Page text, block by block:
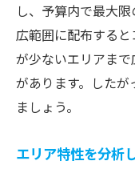
し、予算内で最大限
広範囲に配布する
が少ないエリアま
があります。した
ましょう。
エリア特性を分析